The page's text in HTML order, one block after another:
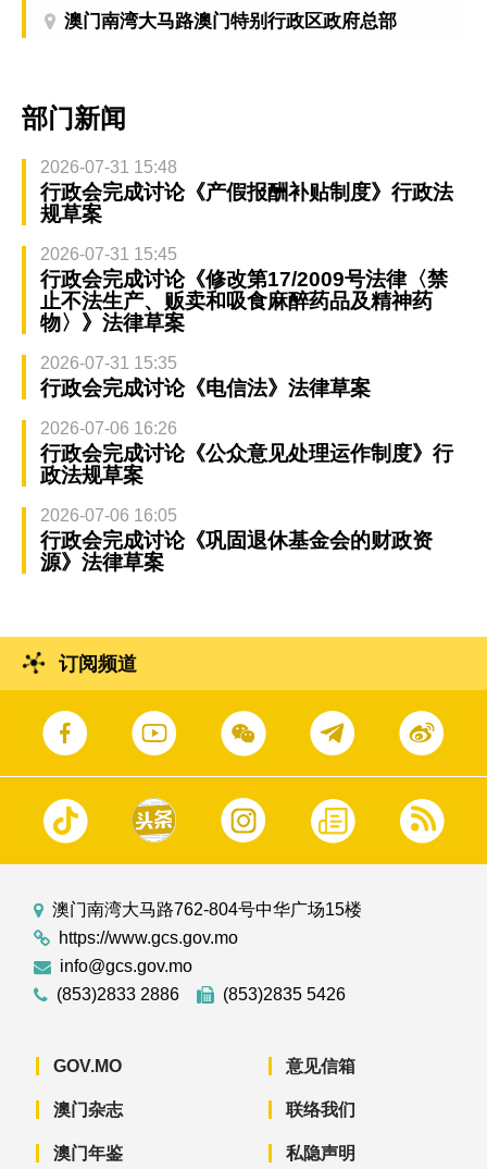
澳门南湾大马路澳门特别行政区政府总部
部门新闻
2026-07-31 15:48
行政会完成讨论《产假报酬补贴制度》行政法
规草案
2026-07-31 15:45
行政会完成讨论《修改第17/2009号法律〈禁
止不法生产、贩卖和吸食麻醉药品及精神药
物〉》法律草案
2026-07-31 15:35
行政会完成讨论《电信法》法律草案
2026-07-06 16:26
行政会完成讨论《公众意见处理运作制度》行
政法规草案
2026-07-06 16:05
行政会完成讨论《巩固退休基金会的财政资
源》法律草案
订阅频道
澳门南湾大马路762-804号中华广场15楼
https://www.gcs.gov.mo
info@gcs.gov.mo
(853)2833 2886
(853)2835 5426
GOV.MO
澳门杂志
澳门年鉴
意见信箱
联络我们
私隐声明